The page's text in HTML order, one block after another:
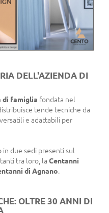
DELL'AZIENDA DI
di famiglia fondata nel
tende tecniche da
e adattabili per
in due sedi presenti sul
tra loro, la Centanni
di Agnano.
OLTRE 30 ANNI DI